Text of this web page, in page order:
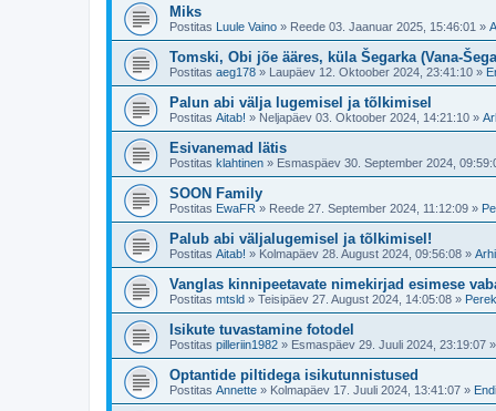
Miks
Postitas Luule Vaino » Reede 03. Jaanuar 2025, 15:46:01 »
Tomski, Obi jõe ääres, küla Šegarka (Vana-
Postitas aeg178 » Laupäev 12. Oktoober 2024, 23:41:10 »
Palun abi välja lugemisel ja tõlkimisel
Postitas Aitab! » Neljapäev 03. Oktoober 2024, 14:21:10 »
Esivanemad lätis
Postitas klahtinen » Esmaspäev 30. September 2024,
SOON Family
Postitas EwaFR » Reede 27. September 2024, 11:12:09 »
Palub abi väljalugemisel ja tõlkimisel!
Postitas Aitab! » Kolmapäev 28. August 2024, 09:56:08 »
Vanglas kinnipeetavate nimekirjad esimese
Postitas mtsld » Teisipäev 27. August 2024, 14:05:08 »
Isikute tuvastamine fotodel
Postitas pilleriin1982 » Esmaspäev 29. Juuli 2024, 23:19:07 »
Optantide piltidega isikutunnistused
Postitas Annette » Kolmapäev 17. Juuli 2024, 13:41:07 »